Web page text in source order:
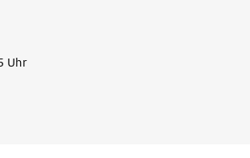
Uhr